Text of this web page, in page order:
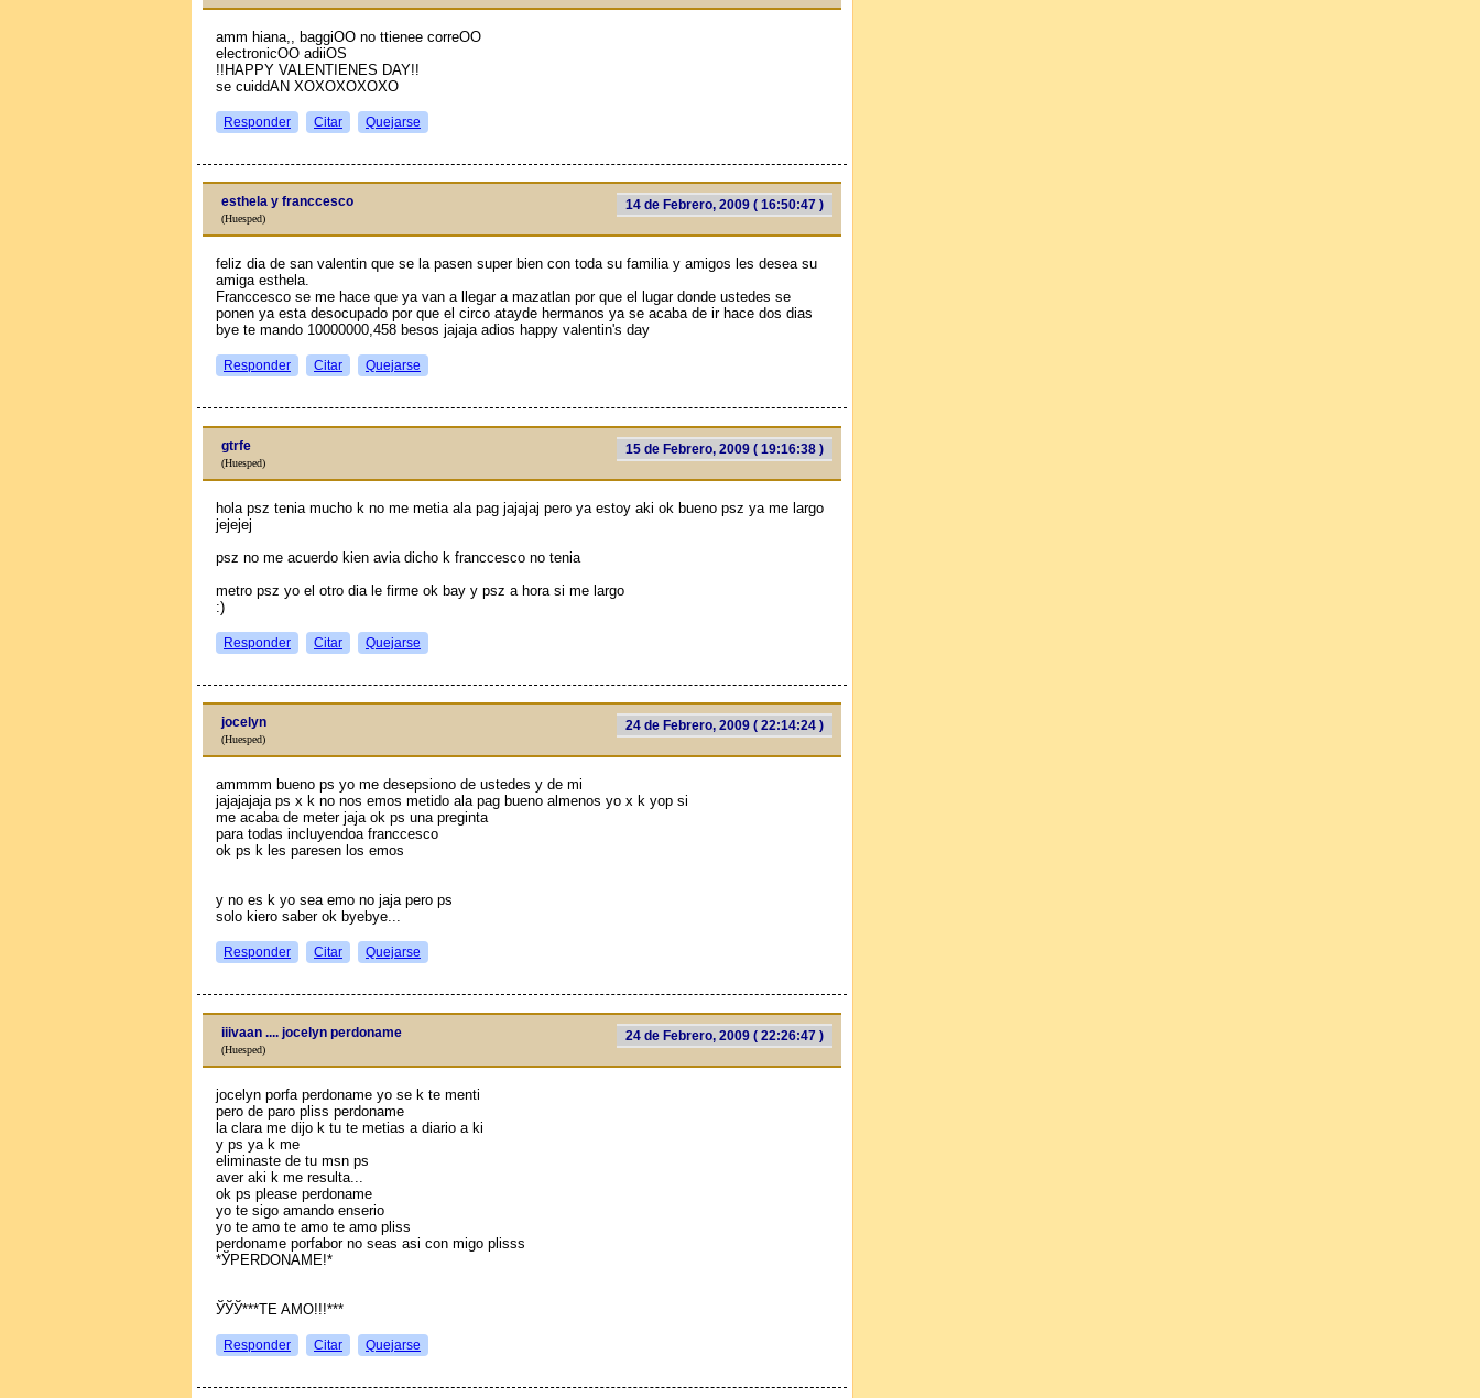
amm hiana,, baggiOO no ttienee correOO
electronicOO adiiOS
!!HAPPY VALENTIENES DAY!!
se cuiddAN XOXOXOXOXO
Responder Citar Quejarse
14 de Febrero, 2009 ( 16:50:47 )
esthela y franccesco
(Huesped)
feliz dia de san valentin que se la pasen super bien con toda su familia y amigos les desea su
amiga esthela.
Franccesco se me hace que ya van a llegar a mazatlan por que el lugar donde ustedes se
ponen ya esta desocupado por que el circo atayde hermanos ya se acaba de ir hace dos dias
bye te mando 10000000,458 besos jajaja adios happy valentin's day
Responder Citar Quejarse
15 de Febrero, 2009 ( 19:16:38 )
gtrfe
(Huesped)
hola psz tenia mucho k no me metia ala pag jajajaj pero ya estoy aki ok bueno psz ya me largo
jejejej
psz no me acuerdo kien avia dicho k franccesco no tenia
metro psz yo el otro dia le firme ok bay y psz a hora si me largo
:)
Responder Citar Quejarse
24 de Febrero, 2009 ( 22:14:24 )
jocelyn
(Huesped)
ammmm bueno ps yo me desepsiono de ustedes y de mi
jajajajaja ps x k no nos emos metido ala pag bueno almenos yo x k yop si
me acaba de meter jaja ok ps una preginta
para todas incluyendoa franccesco
ok ps k les paresen los emos
y no es k yo sea emo no jaja pero ps
solo kiero saber ok byebye...
Responder Citar Quejarse
24 de Febrero, 2009 ( 22:26:47 )
iiivaan .... jocelyn perdoname
(Huesped)
jocelyn porfa perdoname yo se k te menti
pero de paro pliss perdoname
la clara me dijo k tu te metias a diario a ki
y ps ya k me
eliminaste de tu msn ps
aver aki k me resulta...
ok ps please perdoname
yo te sigo amando enserio
yo te amo te amo te amo pliss
perdoname porfabor no seas asi con migo plisss
*ЎPERDONAME!*
ЎЎЎ***TE AMO!!!***
Responder Citar Quejarse